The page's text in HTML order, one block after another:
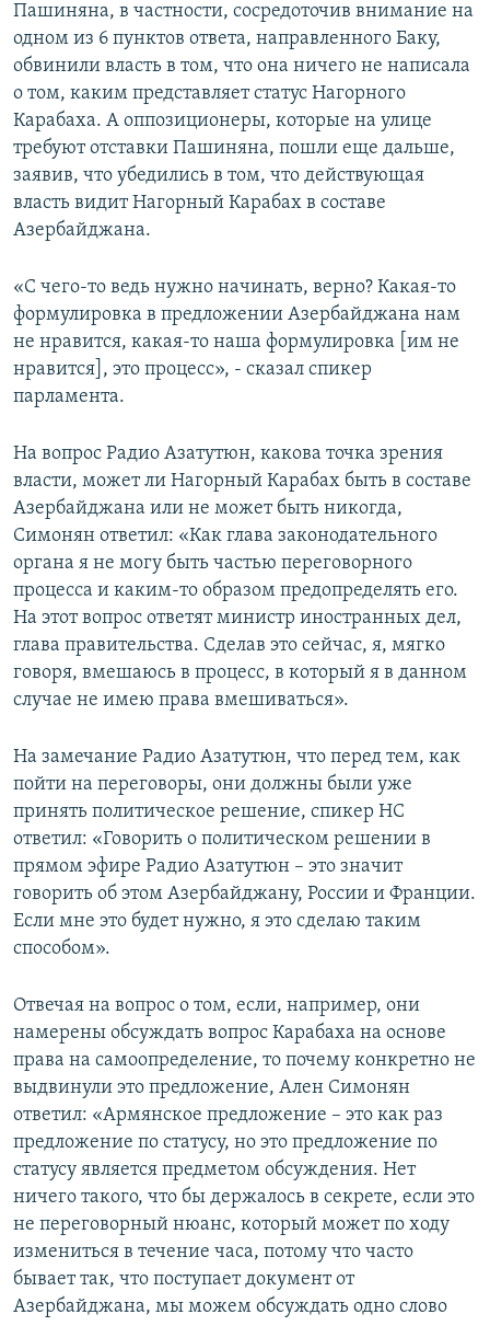
Пашиняна, в частности, сосредоточив внимание на
одном из 6 пунктов ответа, направленного Баку,
обвинили власть в том, что она ничего не написала
о том, каким представляет статус Нагорного
Карабаха. А оппозиционеры, которые на улице
требуют отставки Пашиняна, пошли еще дальше,
заявив, что убедились в том, что действующая
власть видит Нагорный Карабах в составе
Азербайджана.
«С чего-то ведь нужно начинать, верно? Какая-то
формулировка в предложении Азербайджана нам
не нравится, какая-то наша формулировка [им не
нравится], это процесс», - сказал спикер
парламента.
На вопрос Радио Азатутюн, какова точка зрения
власти, может ли Нагорный Карабах быть в составе
Азербайджана или не может быть никогда,
Симонян ответил: «Как глава законодательного
органа я не могу быть частью переговорного
процесса и каким-то образом предопределять его.
На этот вопрос ответят министр иностранных дел,
глава правительства. Сделав это сейчас, я, мягко
говоря, вмешаюсь в процесс, в который я в данном
случае не имею права вмешиваться».
На замечание Радио Азатутюн, что перед тем, как
пойти на переговоры, они должны были уже
принять политическое решение, спикер НС
ответил: «Говорить о политическом решении в
прямом эфире Радио Азатутюн – это значит
говорить об этом Азербайджану, России и Франции.
Если мне это будет нужно, я это сделаю таким
способом».
Отвечая на вопрос о том, если, например, они
намерены обсуждать вопрос Карабаха на основе
права на самоопределение, то почему конкретно не
выдвинули это предложение, Ален Симонян
ответил: «Армянское предложение – это как раз
предложение по статусу, но это предложение по
статусу является предметом обсуждения. Нет
ничего такого, что бы держалось в секрете, если это
не переговорный нюанс, который может по ходу
измениться в течение часа, потому что часто
бывает так, что поступает документ от
Азербайджана, мы можем обсуждать одно слово